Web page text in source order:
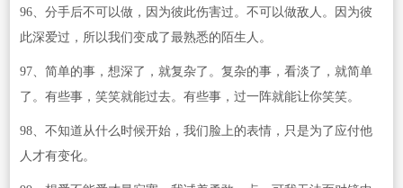
96、分手后不可以做，因为彼此伤害过。不可以做敌人。因为彼
此深爱过，所以我们变成了最熟悉的陌生人。
97、简单的事，想深了，就复杂了。复杂的事，看淡了，就简单
了。有些事，笑笑就能过去。有些事，过一阵就能让你笑笑。
98、不知道从什么时候开始，我们脸上的表情，只是为了应付他
人才有变化。